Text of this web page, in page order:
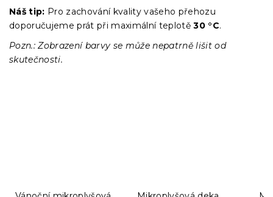
Náš tip: Pro zachování kvality vašeho přehozu
doporučujeme prát při maximální teplotě30 °C.
Pozn.: Zobrazení barvy se může nepatrně lišit od
skutečnosti.